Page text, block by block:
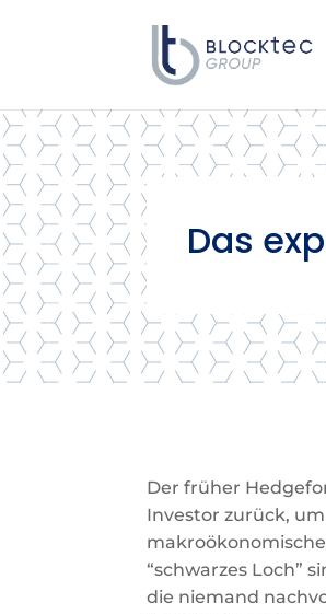
Das
Der früher
Investor zurück,
“schwarzes Loch”
die niemand